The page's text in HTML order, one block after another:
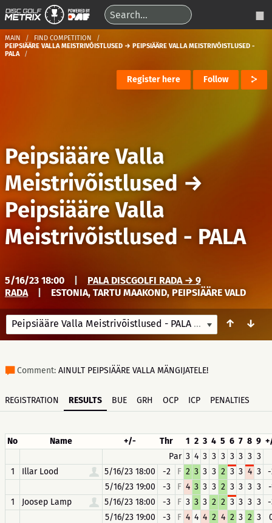
MAIN
FIND COMPETITION
PEIPSIÄÄRE VALLA MEISTRIVÕISTLUSED → PEIPSIÄÄRE VALLA MEISTRIVÕISTLUSED -
PALA
Register here Follow
Peipsiääre Valla
Meistrivõistlused→
Peipsiääre Valla
Meistrivõistlused - PALA
5/16/23 18:00
PALA DISCGOLFI RADA → 9
RADA
ESTONIA, TARTU MAAKOND, PEIPSIÄÄRE VALD
Peipsiääre Valla Meistrivõistlused - PALA ↑ ↓
Comment: AINULT PEIPSIÄÄRE VALLA MÄNGIJATELE!
REGISTRATION RESULTS BUE GRH OCP ICP PENALTIES
No Name +/- Thr 1 2 3 4 5 6 7 8 9
Par 3 4 3 3 3 3 3 3 3
1
Illar Lood 5/16/23 18:00 -2 F 2 3 3 3 2 3 3 4 3
5/16/23 19:00
-3 F 4 3 3 3 2 3 3 3 3
1
Joosep Lamp 5/16/23 18:00 -3 F 3 3 3 2 2 3 3 3 3
5/16/23 19:00
-3 F 4 4 4 2 4 2 3 2 3